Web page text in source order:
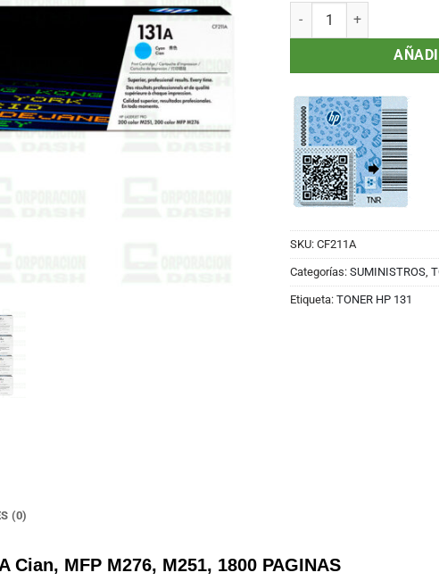
Toner HP 131A CF211A
SKU:CF211A
Categorías:SUMINISTROS,
Etiqueta:TONER HP 131
(0)
Cian, MFP M276, M251, 1800 PAGINAS